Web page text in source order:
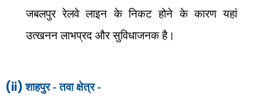
जबलपुर रेलवे लाइन के निकट होने के कारण यहां
उत्खनन लाभप्रद और सुविधाजनक है।
(ii)शाहपुर - तवा क्षेत्र -